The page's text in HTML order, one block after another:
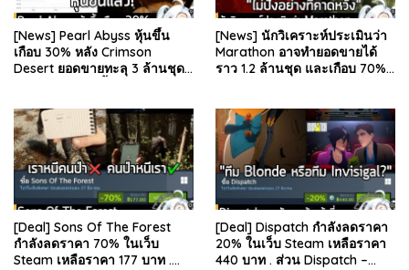
[News] Pearl Abyss หุ้นขึ้น
เกือบ 30% หลัง Crimson
Desert ยอดขายทะลุ 3 ล้านชุด
[News] นักวิเคราะห์ประเมินว่า
Marathon อาจทำยอดขายได้
ราว 1.2 ล้านชุด และเกือบ 70%
[Deal] Sons Of The Forest
กำลังลดราคา 70% ในเว็บ
Steam เหลือราคา 177 บาท .
[Deal] Dispatch กำลังลดราคา
20% ในเว็บ Steam เหลือราคา
440 บาท . ส่วน Dispatch –